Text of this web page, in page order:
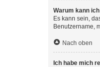
Warum kann
Es kann sein,
Benutzername,
Nach oben
Ich habe mich